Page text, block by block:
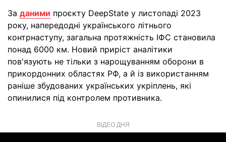
За даними проєкту DeepState у листопаді 2023
року, напередодні українського літнього
контрнаступу, загальна протяжність ІФС становила
понад 6000 км. Новий приріст аналітики
пов'язують не тільки з нарощуванням оборони в
прикордонних областях РФ, а й із використанням
раніше збудованих українських укріплень, які
опинилися під контролем противника.
ВІДЕО ДНЯ